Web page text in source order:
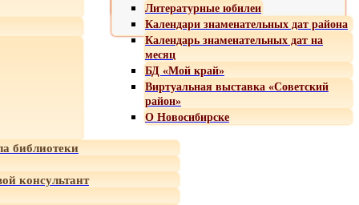
Литературные юбилеи
Календари знаменательных дат района
Календарь знаменательных дат на
месяц
БД «Мой край»
Виртуальная выставка «Советский
район»
О Новосибирске
библиотеки
консультант